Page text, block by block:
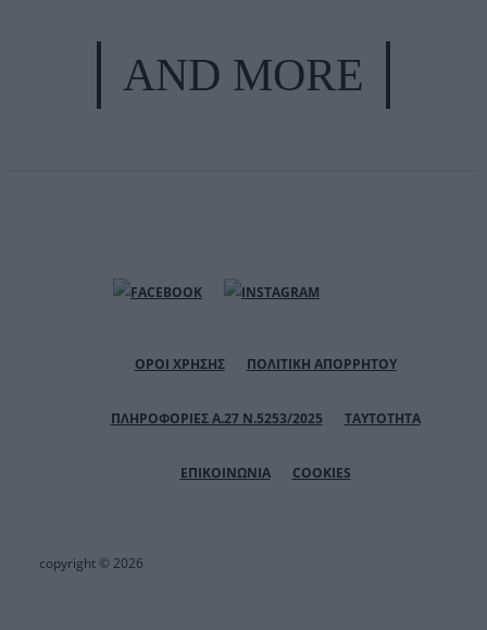
AND MORE
ΟΡΟΙ ΧΡΗΣΗΣ ΠΟΛΙΤΙΚΗ ΑΠΟΡΡΗΤΟΥ
ΠΛΗΡΟΦΟΡΙΕΣ Α.27 Ν.5253/2025 ΤΑΥΤΟΤΗΤΑ
ΕΠΙΚΟΙΝΩΝΙΑ COOKIES
copyright © 2026